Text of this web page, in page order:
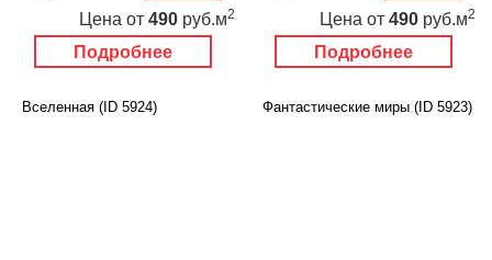
Подробнее
Цена от 490 руб.м2
Подробнее
Цена от 490 руб.м2
Вселенная (ID 5924) Фантастические миры (ID 5923)